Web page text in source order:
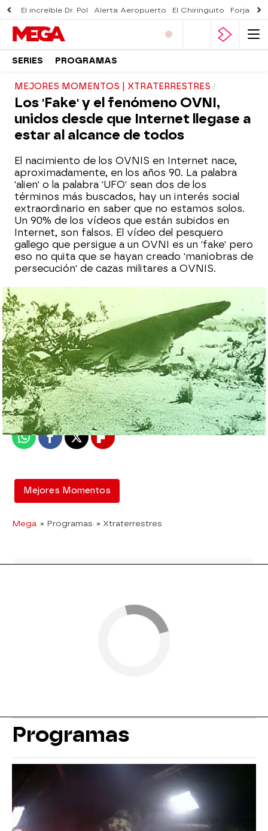
El increíble Dr. Pol Alerta Aeropuerto El Chiringuito Forjado
SERIES PROGRAMAS
MEJORES MOMENTOS | XTRATERRESTRES
Los 'Fake' y el fenómeno OVNI,
unidos desde que Internet llegase a
estar al alcance de todos
El nacimiento de los OVNIS en Internet nace,
aproximadamente, en los años 90. La palabra
'alien' o la palabra 'UFO' sean dos de los
términos más buscados, hay un interés social
extraordinario en saber que no estamos solos.
Un 90% de los vídeos que están subidos en
Internet, son falsos. El vídeo del pesquero
gallego que persigue a un OVNI es un 'fake' pero
eso no quita que se hayan creado 'maniobras de
persecución' de cazas militares a OVNIS.
mega
Madrid
Publicado:25 de enero de 2016, 19:00
WhatsappFacebook
X Flipboard
Mejores Momentos
Mega » Programas » Xtraterrestres
Programas